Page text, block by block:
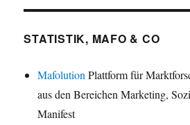
STATISTIK, MAFO & CO
MafolutionPlattform für
aus den Bereichen Marketing,
Manifest